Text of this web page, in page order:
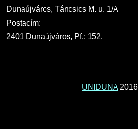
Dunaújváros, Táncsics M. u. 1/A
Postacím:
2401 Dunaújváros, Pf.: 152.
UNIDUNA2016